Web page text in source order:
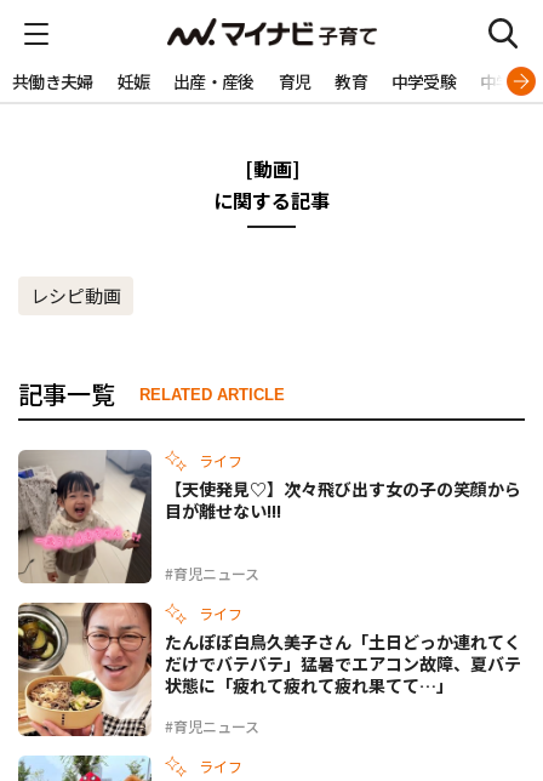
共働き夫婦 妊娠 出産・産後 育児 教育 中学受験 中学生
[動画]
に関する記事
レシピ動画
記事一覧 RELATED ARTICLE
ライフ
#育児ニュース
【天使発見♡】次々飛び出す女の子の笑顔から
目が離せない!!!
ライフ
#育児ニュース
たんぽぽ白鳥久美子さん「土日どっか連れてく
だけでバテバテ」猛暑でエアコン故障、夏バテ
状態に「疲れて疲れて疲れ果てて…」
ライフ